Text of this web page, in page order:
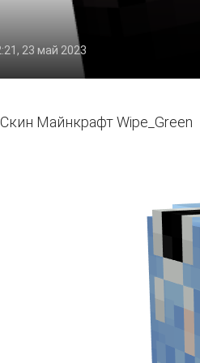
23 май 2023
Майнкрафт Wipe_Green